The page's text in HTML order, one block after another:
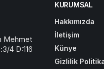
Mehmet
4 D:116
KURUMSAL
Hakkımızda
İletişim
Künye
Gizlilik